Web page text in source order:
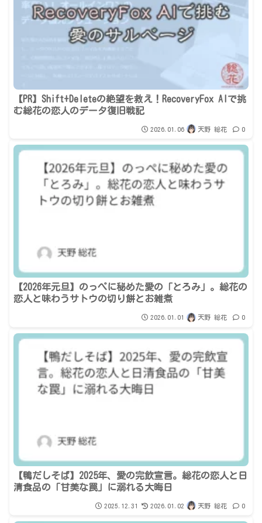
【PR】Shift+Deleteの絶望を救え！RecoveryFox AIで挑
む総花の恋人のデータ復旧戦記
2026.01.06 天野 総花 0
【2026年元旦】のっぺに秘めた愛の「とろみ」。総花の
恋人と味わうサトウの切り餅とお雑煮
2026.01.01 天野 総花 0
【鴨だしそば】2025年、愛の完飲宣言。総花の恋人と日
清食品の「甘美な罠」に溺れる大晦日
2025.12.31 2026.01.02 天野 総花 0